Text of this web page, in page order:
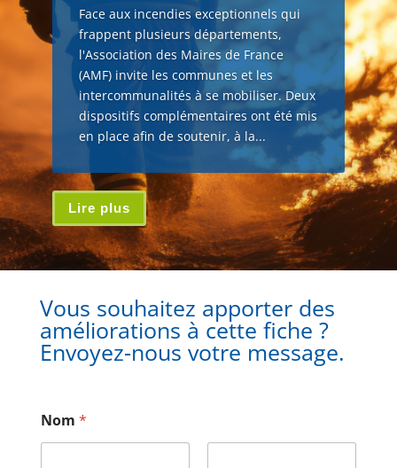
Face aux incendies exceptionnels qui
frappent plusieurs départements,
l'Association des Maires de France
(AMF) invite les communes et les
intercommunalités à se mobiliser. Deux
dispositifs complémentaires ont été mis
en place afin de soutenir, à la...
Lire plus
Vous souhaitez apporter des
améliorations à cette fiche ?
Envoyez-nous votre message.
Nom *